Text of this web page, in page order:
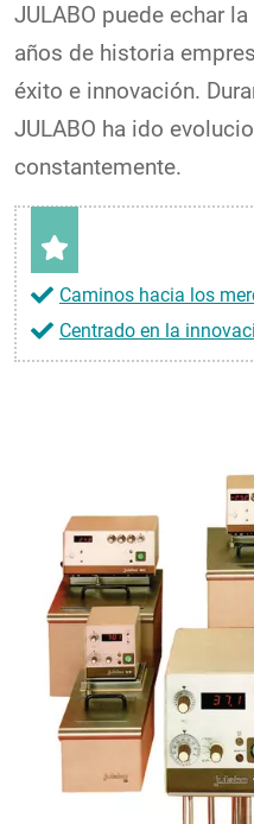
JULABO puede echar
años de historia
éxito e innovación.
JULABO ha ido
constantemente.
Caminos hacia los
Centrado en la